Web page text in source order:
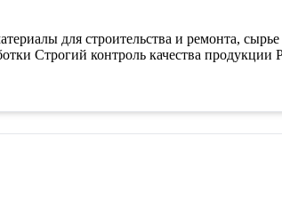
для строительства и ремонта,
Строгий контроль качества продукции